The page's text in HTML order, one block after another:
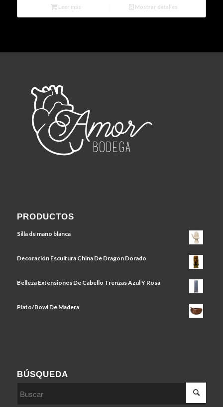
Leer más Mostrar detalles
PRODUCTOS
Silla de mano blanca
Decoración Escultura China De Dragon Dorado
Belleza Extensiones De Cabello Trenzas Azul Y Rosa
Plato/Bowl De Madera
BÚSQUEDA